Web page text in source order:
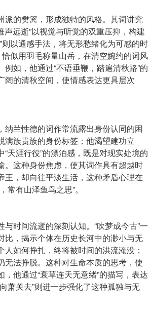
派的樊篱，形成独特的风格。其词讲究
声远逝”以视觉与听觉的双重压抑，构建
以通感手法，将无形愁绪化为可感的时
似用羽毛称量山岳，在清空婉约的词风
如，他通过“不语垂鞭，踏遍清秋路”的
的清秋空间，使情感表达更具层次
兰性德的词作常流露出身份认同的困
族贵族的身份标签；他渴望建功立
天涯行役”的漂泊感，既是对现实处境的
。这种身份焦虑，使其词作具有超越时
，却向往平淡生活，这种矛盾心理在
常有山泽鱼鸟之思”。
时间流逝的深刻认知。“吹梦成今古”一
比，揭示个体在历史长河中的渺小与无
如何挣扎，终将被时间的洪流淹没；
法挣脱。这种对生命本质的思考，使
他通过“衰草连天无意绪”的描写，表达
萧关去”则进一步强化了这种孤独与无